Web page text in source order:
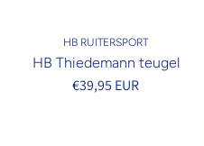
HB RUITERSPORT
HB Thiedemann teugel
€39,95 EUR